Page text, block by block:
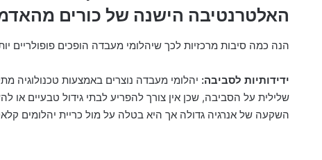
האלטרנטיבה הישנה של כורים
הנה כמה סיבות מרכזיות לכך שיהלומי מעבדה הופכים פופולריים
ידידותיות לסביבה: יהלומי מעבדה נוצרים באמצעות
שלילית על הסביבה, שכן אין צורך להפריע לבתי גידול טבעיים או
השקעה של אנרגיה גדולה אך היא בטלה על מול כריית יהלומים